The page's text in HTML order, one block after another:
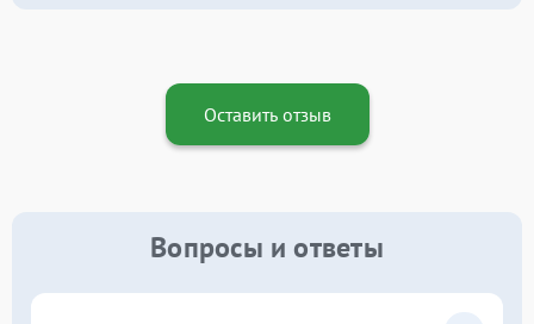
Оставить отзыв
Вопросы и ответы